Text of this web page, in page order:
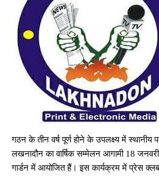
गठन के तीन वर्ष पूर्ण होने के उपलक्ष्य में
लखनादौन का वार्षिक सम्मेलन आगामी 18
गार्डन में आयोजित हैं। इस कार्यक्रम में प्रेस